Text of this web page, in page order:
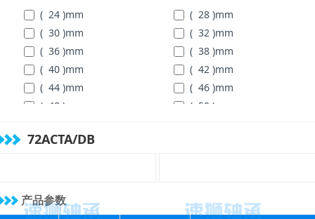
( 24 )mm ( 28 )mm
( 30 )mm ( 32 )mm
( 36 )mm ( 38 )mm
( 40 )mm ( 42 )mm
( 44 )mm ( 46 )mm
( 48 )
( 50 )
( 60 )mm
72ACTA/DB
产品参数